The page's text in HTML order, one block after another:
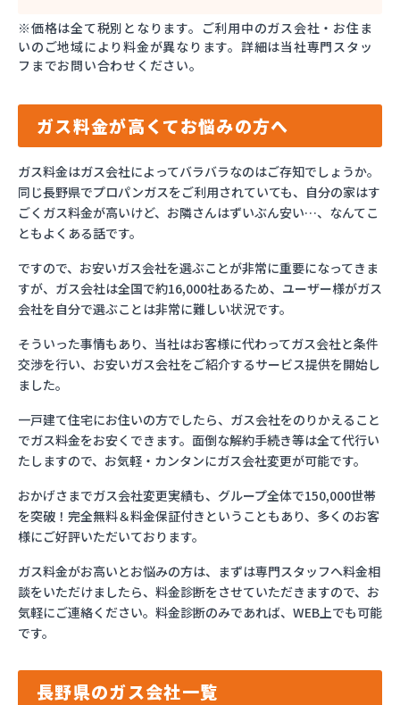
※価格は全て税別となります。ご利用中のガス会社・お住ま
いのご地域により料金が異なります。詳細は当社専門スタッ
フまでお問い合わせください。
ガス料金が高くてお悩みの方へ
ガス料金はガス会社によってバラバラなのはご存知でしょうか。
同じ長野県でプロパンガスをご利用されていても、自分の家はす
ごくガス料金が高いけど、お隣さんはずいぶん安い…、なんてこ
ともよくある話です。
ですので、お安いガス会社を選ぶことが非常に重要になってきま
すが、ガス会社は全国で約16,000社あるため、ユーザー様がガス
会社を自分で選ぶことは非常に難しい状況です。
そういった事情もあり、当社はお客様に代わってガス会社と条件
交渉を行い、お安いガス会社をご紹介するサービス提供を開始し
ました。
一戸建て住宅にお住いの方でしたら、ガス会社をのりかえること
でガス料金をお安くできます。面倒な解約手続き等は全て代行い
たしますので、お気軽・カンタンにガス会社変更が可能です。
おかげさまでガス会社変更実績も、グループ全体で150,000世帯
を突破！完全無料＆料金保証付きということもあり、多くのお客
様にご好評いただいております。
ガス料金がお高いとお悩みの方は、まずは専門スタッフへ料金相
談をいただけましたら、料金診断をさせていただきますので、お
気軽にご連絡ください。料金診断のみであれば、WEB上でも可能
です。
長野県のガス会社一覧